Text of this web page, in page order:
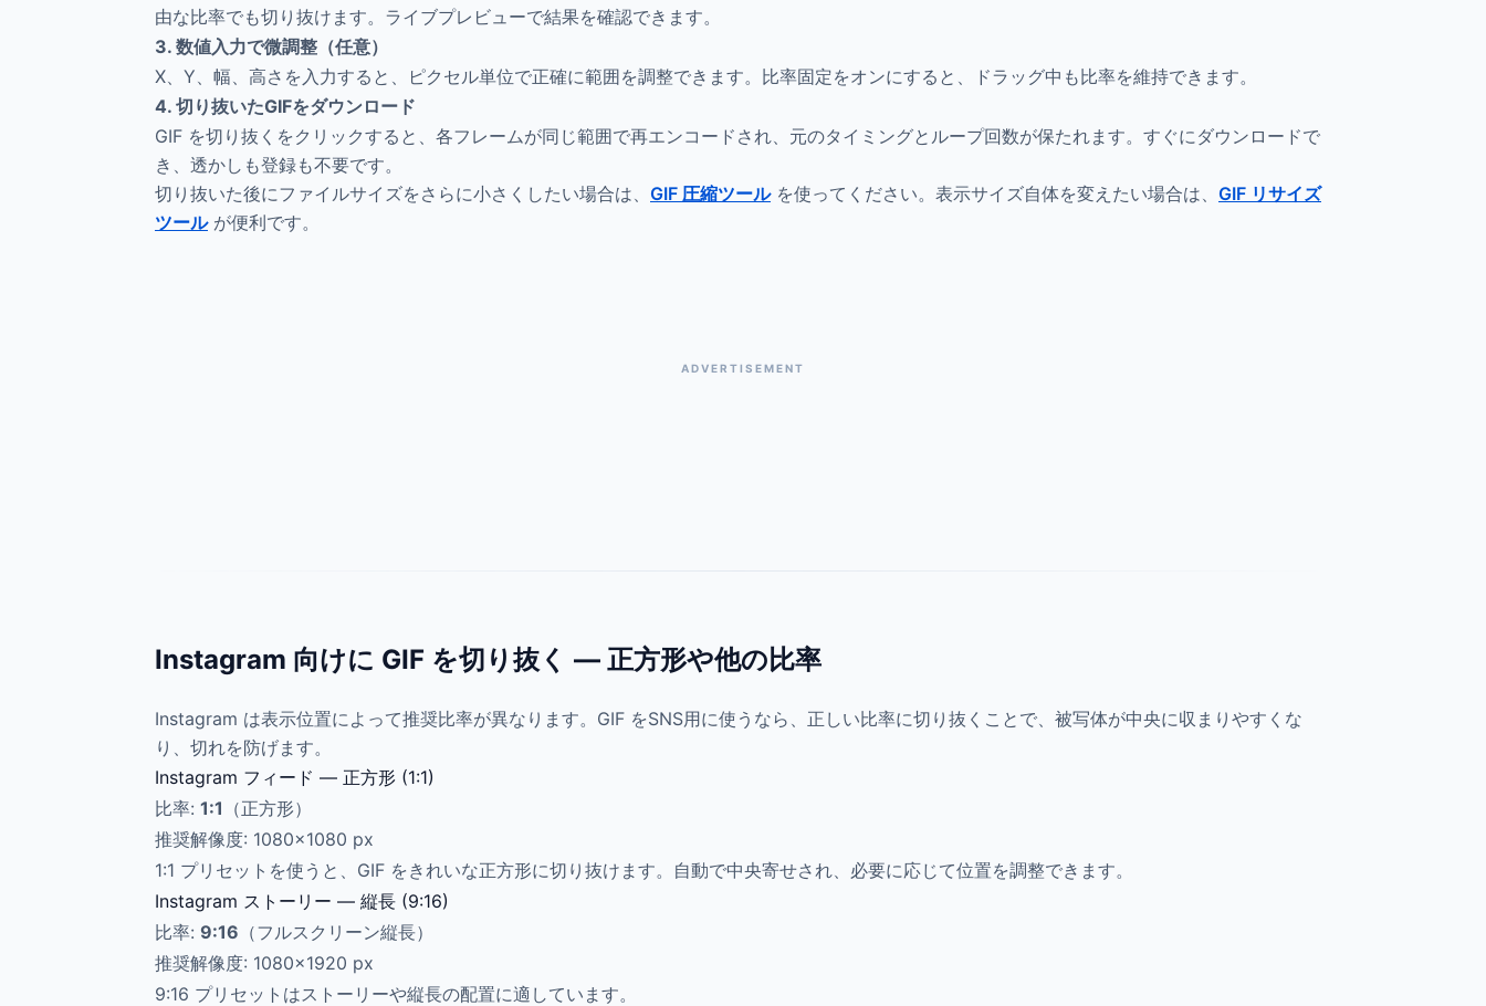
由な比率でも切り抜けます。ライブプレビューで結果を確認できます。
3. 数値入力で微調整（任意）
X、Y、幅、高さを入力すると、ピクセル単位で正確に範囲を調整できます。比率固定をオンにすると、ドラッグ中も比率を維持できます。
4. 切り抜いたGIFをダウンロード
GIF を切り抜くをクリックすると、各フレームが同じ範囲で再エンコードされ、元のタイミングとループ回数が保たれます。すぐにダウンロードで
き、透かしも登録も不要です。
切り抜いた後にファイルサイズをさらに小さくしたい場合は、 GIF 圧縮ツールを使ってください。表示サイズ自体を変えたい場合は、 GIF リサイズ
ツールが便利です。
ADVERTISEMENT
Instagram 向けに GIF を切り抜く — 正方形や他の比率
Instagram は表示位置によって推奨比率が異なります。GIF をSNS用に使うなら、正しい比率に切り抜くことで、被写体が中央に収まりやすくな
り、切れを防げます。
Instagram フィード — 正方形 (1:1)
比率: 1:1 （正方形）
推奨解像度: 1080×1080 px
1:1 プリセットを使うと、GIF をきれいな正方形に切り抜けます。自動で中央寄せされ、必要に応じて位置を調整できます。
Instagram ストーリー — 縦長 (9:16)
比率: 9:16 （フルスクリーン縦長）
推奨解像度: 1080×1920 px
9:16 プリセットはストーリーや縦長の配置に適しています。